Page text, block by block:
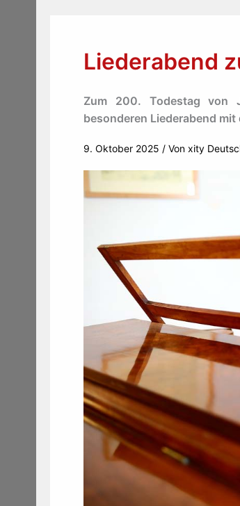
Liederabend
Zum 200. Todestag von
besonderen Liederabend mit
9. Oktober 2025 / Von xity